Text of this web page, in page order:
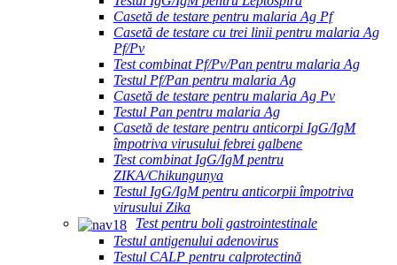
Casetă de testare pentru malaria Ag Pf
Casetă de testare cu trei linii pentru malaria Ag
Pf/Pv
Test combinat Pf/Pv/Pan pentru malaria Ag
Testul Pf/Pan pentru malaria Ag
Casetă de testare pentru malaria Ag Pv
Testul Pan pentru malaria Ag
Casetă de testare pentru anticorpi IgG/IgM
împotriva virusului febrei galbene
Test combinat IgG/IgM pentru
ZIKA/Chikungunya
Testul IgG/IgM pentru anticorpii împotriva
virusului Zika
Test pentru boli gastrointestinale
Testul antigenului adenovirus
Testul CALP pentru calprotectină